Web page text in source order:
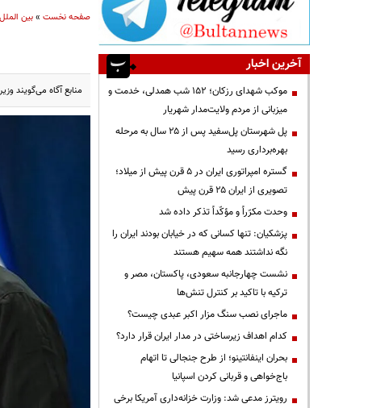
صفحه نخست»بین الملل
منابع آگاه می‌گویند
آخرین اخبار
موکب شهدای رزکان؛ ۱۵۲ شب همدلی، خدمت و
میزبانی از مردم ولایت‌مدار شهریار
پل شهرستان پل‌سفید پس از ۲۵ سال به مرحله
بهره‌برداری رسید
گستره امپراتوری ایران در ۵ قرن پیش از میلاد؛
تصویری از ایران ۲۵ قرن پیش
وحدت مکرّراً و مؤکّداً تذکر داده شد
پزشکیان: تنها کسانی که در خیابان بودند ایران را
نگه نداشتند همه سهیم هستند
نشست چهارجانبه سعودی، پاکستان، مصر و
ترکیه با تاکید بر کنترل تنش‌ها
ماجرای نصب سنگ مزار اکبر عبدی چیست؟
کدام اهداف زیرساختی در مدار ایران قرار دارد؟
بحران اینفانتینو؛ از طرح جنجالی تا اتهام
باج‌خواهی و قربانی کردن اسپانیا
رویترز مدعی شد: وزارت خزانه‌داری آمریکا برخی